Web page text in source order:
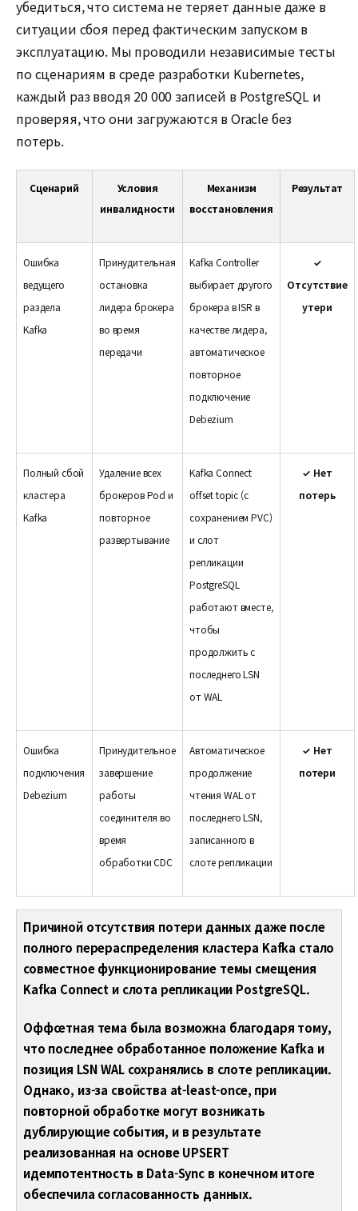
убедиться, что система не теряет данные даже в
ситуации сбоя перед фактическим запуском в
эксплуатацию. Мы проводили независимые тесты
по сценариям в среде разработки Kubernetes,
каждый раз вводя 20 000 записей в PostgreSQL и
проверяя, что они загружаются в Oracle без
потерь.
Сценарий
Условия
инвалидности
Механизм
восстановления
Результат
Ошибка
ведущего
раздела
Kafka
Принудительная
остановка
лидера брокера
во время
передачи
Kafka Controller
выбирает другого
брокера в ISR в
качестве лидера,
автоматическое
повторное
подключение
Debezium
✓
Отсутствие
утери
Полный сбой
кластера
Kafka
Удаление всех
брокеров Pod и
повторное
развертывание
Kafka Connect
offset topic (с
сохранением PVC)
и слот
репликации
PostgreSQL
работают вместе,
чтобы
продолжить с
последнего LSN
от WAL
✓ Нет
потерь
Ошибка
подключения
Debezium
Принудительное
завершение
работы
соединителя во
время
обработки CDC
Автоматическое
продолжение
чтения WAL от
последнего LSN,
записанного в
слоте репликации
✓ Нет
потери
Причиной отсутствия потери данных даже после
полного перераспределения кластера Kafka стало
совместное функционирование темы смещения
Kafka Connect и слота репликации PostgreSQL.
Оффсетная тема была возможна благодаря тому,
что последнее обработанное положение Kafka и
позиция LSN WAL сохранялись в слоте репликации.
Однако, из-за свойства at-least-once, при
повторной обработке могут возникать
дублирующие события, и в результате
реализованная на основе UPSERT
идемпотентность в Data-Sync в конечном итоге
обеспечила согласованность данных.